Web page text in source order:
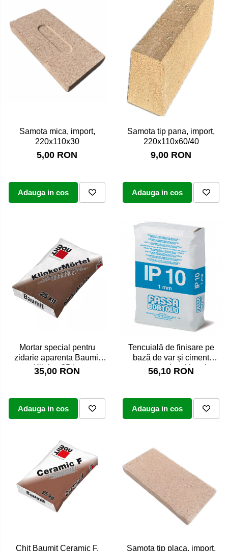
Samota mica, import,
220x110x30
5,00 RON
Adauga in cos
Samota tip pana, import,
220x110x60/40
9,00 RON
Adauga in cos
Mortar special pentru
zidarie aparenta Baumit
Klinker 25 kg
35,00 RON
Adauga in cos
Tencuială de finisare pe
bază de var și ciment
pentru exterior și interior,
Fassa Bortolo IP10, 25kg
56,10 RON
Adauga in cos
Chit Baumit Ceramic F,
Samota tip placa, import,